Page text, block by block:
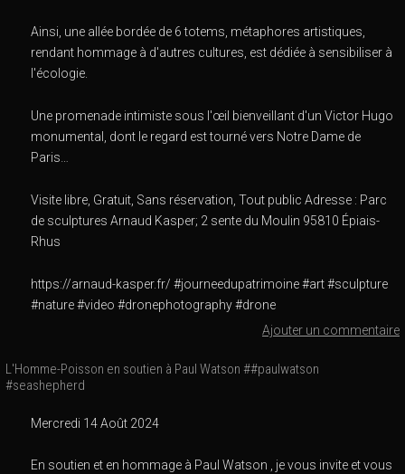
Ainsi, une allée bordée de 6 totems, métaphores artistiques,
rendant hommage à d'autres cultures, est dédiée à sensibiliser à
l'écologie.
Une promenade intimiste sous l'œil bienveillant d'un Victor Hugo
monumental, dont le regard est tourné vers Notre Dame de
Paris…
Visite libre, Gratuit, Sans réservation, Tout public Adresse : Parc
de sculptures Arnaud Kasper; 2 sente du Moulin 95810 Épiais-
Rhus
https://arnaud-kasper.fr/ #journeedupatrimoine #art #sculpture
#nature #video #dronephotography #drone
Ajouter un commentaire
L'Homme-Poisson en soutien à Paul Watson ##paulwatson
#seashepherd
Mercredi 14 Août 2024
En soutien et en hommage à Paul Watson , je vous invite et vous